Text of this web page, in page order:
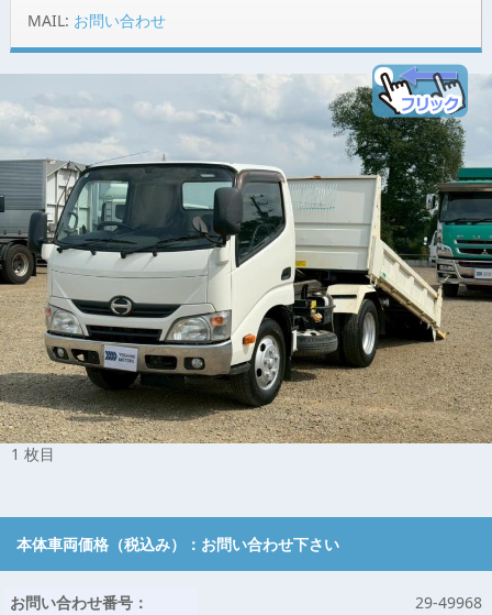
MAIL: お問い合わせ
1 枚目
本体車両価格（税込み）： お問い合わせ下さい
お問い合わせ番号： 29-49968